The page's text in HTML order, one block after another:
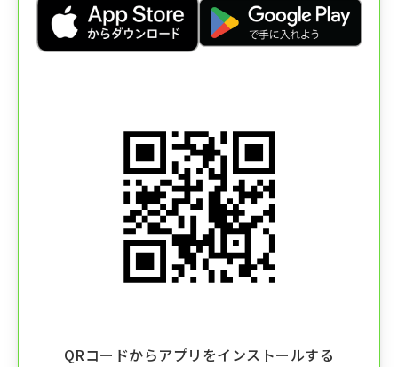
QRコードからアプリをインストールする